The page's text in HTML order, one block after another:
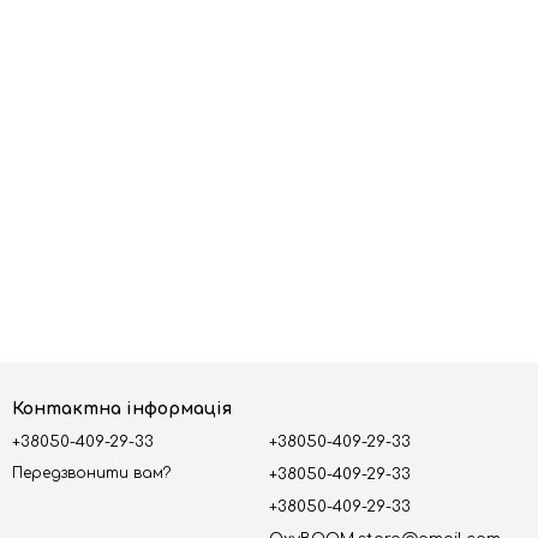
Контактна інформація
+38050-409-29-33
Передзвонити вам?
+38050-409-29-33
+38050-409-29-33
+38050-409-29-33